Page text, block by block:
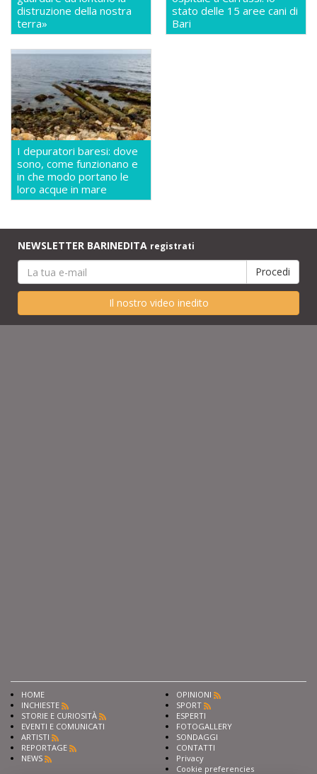
distruzione della nostra
terra»
stato delle 15 aree cani di
Bari
I depuratori baresi: dove
sono, come funzionano e
in che modo portano le
loro acque in mare
NEWSLETTER BARINEDITA registrati
Il nostro video inedito
HOME
INCHIESTE
STORIE E CURIOSITÀ
EVENTI E COMUNICATI
ARTISTI
REPORTAGE
NEWS
OPINIONI
SPORT
ESPERTI
FOTOGALLERY
SONDAGGI
CONTATTI
Privacy
Cookie preferencies